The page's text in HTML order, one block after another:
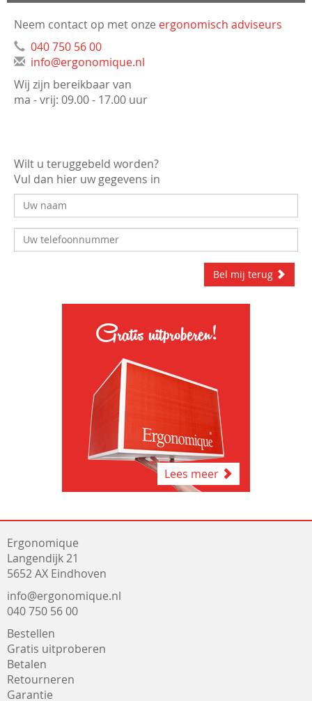
Neem contact op met onze ergonomisch adviseurs
040 750 56 00
info@ergonomique.nl
Wij zijn bereikbaar van
ma - vrij: 09.00 - 17.00 uur
Wilt u teruggebeld worden?
Vul dan hier uw gegevens in
Bel mij terug
Gratis uitproberen!
Lees meer
Ergonomique
Langendijk 21
5652 AX Eindhoven
info@ergonomique.nl
040 750 56 00
Bestellen
Gratis uitproberen
Betalen
Retourneren
Garantie